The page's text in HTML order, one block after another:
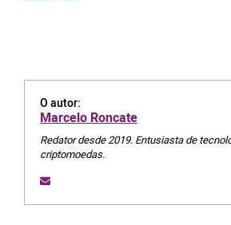
O autor:
Marcelo Roncate
Redator desde 2019. Entusiasta de
criptomoedas.